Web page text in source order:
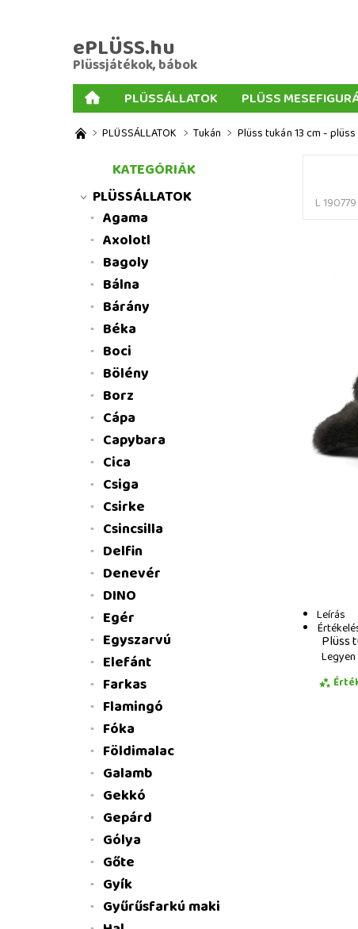
ePLÜSS.hu
Plüssjátékok, bábok
PLÜSSÁLLATOK PLÜSS
AJÁNDÉKOK PLÜSSÖKHÖZ
MENNYISÉGI KEDVEZMÉNYEK
ÜZLETI
PLÜSSÁLLATOK Tukán Plüss tukán 13 cm -
L 190779
Leírás
Plüss
KATEGÓRIÁK
PLÜSSÁLLATOK
Agama
Axolotl
Bagoly
Bálna
Bárány
Béka
Boci
Bölény
Borz
Cápa
Capybara
Cica
Csiga
Csirke
Csincsilla
Delfin
Denevér
DINO
Egér
Egyszarvú
Elefánt
Farkas
Flamingó
Fóka
Földimalac
Galamb
Gekkó
Gepárd
Gólya
Gőte
Gyík
Gyűrűsfarkú maki